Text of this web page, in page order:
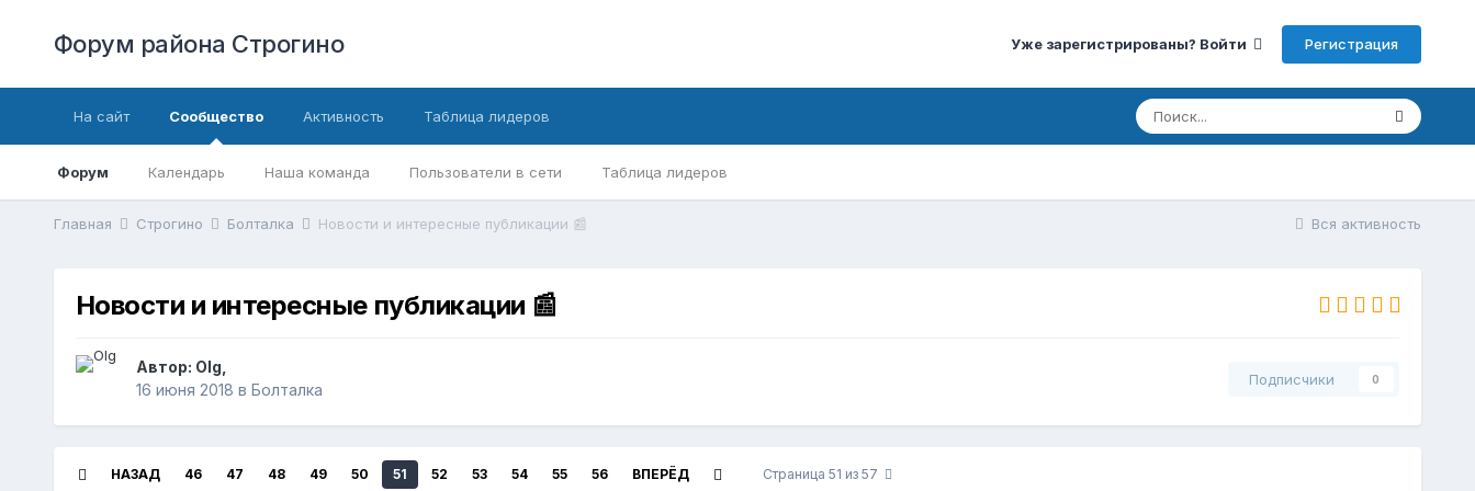
Форум района Строгино Уже зарегистрированы? Войти Регистрация
На сайт Сообщество
Форум Календарь Наша команда Пользователи в сети Таблица лидеров
Активность Таблица лидеров
Вся активность
Главная Строгино Болталка Новости и интересные публикации ​📰​
Новости и интересные публикации ​📰​
Автор: Olg
16 июня 2018 в Болталка
Подписчики 0
НАЗАД 46 47 48 49 50 51 52 53 54 55 56 ВПЕРЁД Страница 51 из 57